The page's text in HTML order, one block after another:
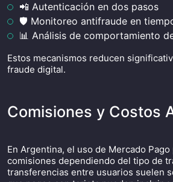
📲 Autenticación en dos pasos
🛡️ Monitoreo antifraude en
📊 Análisis de comportamiento
Estos mecanismos reducen
fraude digital.
Comisiones y Costos
En Argentina, el uso de Mercado
comisiones dependiendo del tipo de
transferencias entre usuarios suelen